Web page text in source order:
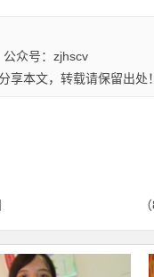
公众号：zjhscv
享本文，转载请保留出处！